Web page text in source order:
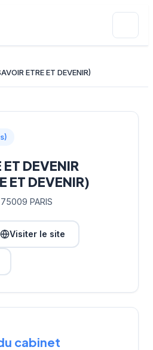
ETRE ET DEVENIR)
DEVENIR
ET DEVENIR)
PARIS
Visiter le site
cabinet